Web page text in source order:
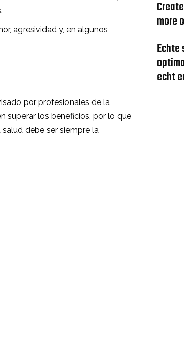
agresividad y, en algunos
por profesionales de la
superar los beneficios, por lo que
debe ser siempre la
more
Echte
echt